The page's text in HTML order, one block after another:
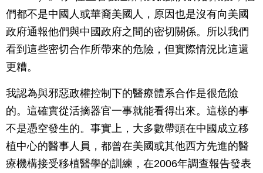
們都不是中國人或華裔美國人，原因也是沒有向美國
政府通報他們與中國政府之間的密切關係。所以我們
看到這些密切合作所帶來的危險，但實際情況比這還
更糟。
我認為與邪惡政權控制下的醫療體系合作是很危險
的。這確實從活摘器官一事就能看得出來。這樣的事
不是憑空發生的。事實上，大多數帶頭在中國成立移
植中心的醫事人員，都曾在美國或其他西方先進的醫
療機構接受移植醫學的訓練，在2006年調查報告發表